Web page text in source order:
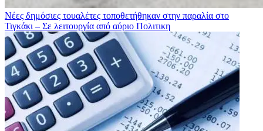
Νέες δημόσιες τουαλέτες τοποθετήθηκαν στην παραλία στο
Τιγκάκι – Σε λειτουργία από αύριο Πολιτικη